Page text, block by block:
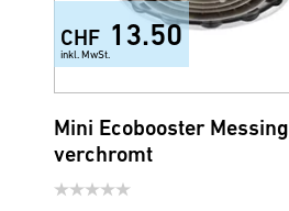
CHF 13.50
inkl. MwSt.
Mini Ecobooster Messing
verchromt